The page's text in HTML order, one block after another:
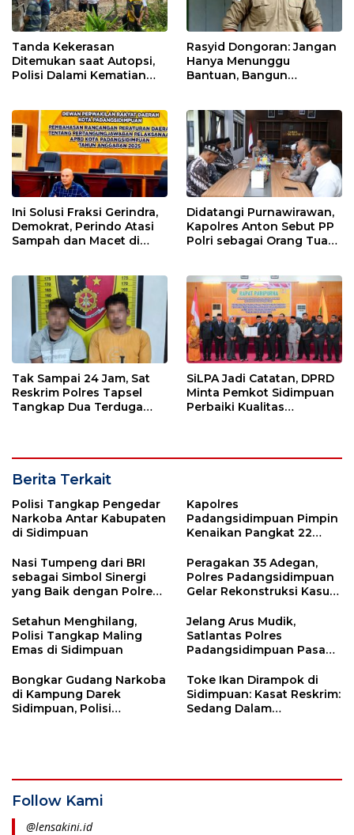
Tanda Kekerasan
Ditemukan saat Autopsi,
Polisi Dalami Kematian
Rasyid Dongoran: Jangan
Hanya Menunggu
Bantuan, Bangun
Ini Solusi Fraksi Gerindra,
Demokrat, Perindo Atasi
Sampah dan Macet di
Didatangi Purnawirawan,
Kapolres Anton Sebut PP
Polri sebagai Orang Tua
Tak Sampai 24 Jam, Sat
Reskrim Polres Tapsel
Tangkap Dua Terduga
SiLPA Jadi Catatan, DPRD
Minta Pemkot Sidimpuan
Perbaiki Kualitas
Berita Terkait
Polisi Tangkap Pengedar
Narkoba Antar Kabupaten
di Sidimpuan
Kapolres
Padangsidimpuan Pimpin
Kenaikan Pangkat 22
Nasi Tumpeng dari BRI
sebagai Simbol Sinergi
yang Baik dengan Polres
Peragakan 35 Adegan,
Polres Padangsidimpuan
Gelar Rekonstruksi Kasus
Setahun Menghilang,
Polisi Tangkap Maling
Emas di Sidimpuan
Jelang Arus Mudik,
Satlantas Polres
Padangsidimpuan Pasang
Bongkar Gudang Narkoba
di Kampung Darek
Sidimpuan, Polisi
Toke Ikan Dirampok di
Sidimpuan: Kasat Reskrim:
Sedang Dalam
Follow Kami
@lensakini.id